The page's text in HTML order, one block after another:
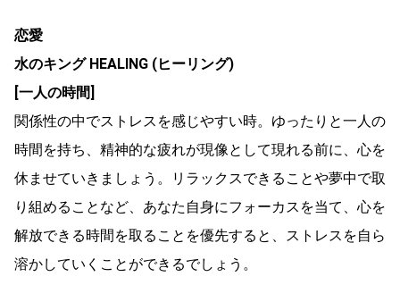
恋愛
水のキング HEALING (ヒーリング)
[一人の時間]
関係性の中でストレスを感じやすい時。ゆったりと一人の
時間を持ち、精神的な疲れが現像として現れる前に、心を
休ませていきましょう。リラックスできることや夢中で取
り組めることなど、あなた自身にフォーカスを当て、心を
解放できる時間を取ることを優先すると、ストレスを自ら
溶かしていくことができるでしょう。